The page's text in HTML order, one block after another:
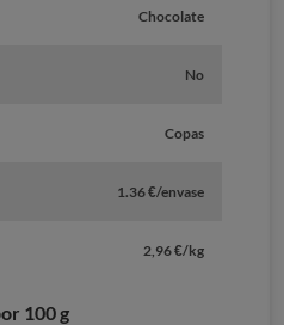
Chocolate
No
Copas
1.36 €/envase
2,96 €/kg
100 g